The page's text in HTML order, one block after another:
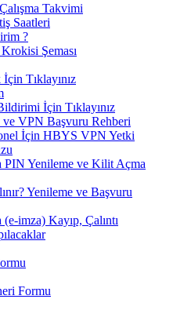
Takvimi
Saatleri
?
Şeması
Tıklayınız
İçin Tıklayınız
VPN Başvuru Rehberi
İçin HBYS VPN Yetki
PIN Yenileme ve Kilit Açma
Yenileme ve Başvuru
imza) Kayıp, Çalıntı
Formu